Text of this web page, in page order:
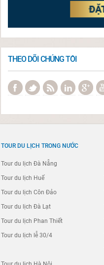
THEO DÕI CHÚNG TÔI
TOUR DU LỊCH TRONG NƯỚC
Tour du lịch Đà Nẵng
Tour du lịch Huế
Tour du lịch Côn Đảo
Tour du lịch Đà Lạt
Tour du lịch Phan Thiết
Tour du lịch lễ 30/4